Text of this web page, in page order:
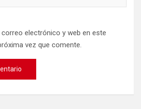
electrónico y web en este
vez que comente.